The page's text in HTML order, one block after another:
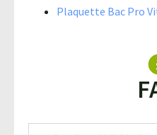
Plaquette Bac Pro